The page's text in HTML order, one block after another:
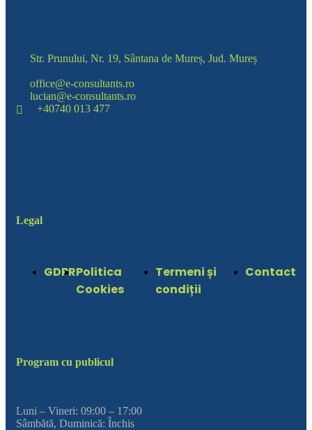
Str. Prunului, Nr. 19, Sântana de Mureș, Jud. Mureș
office@e-consultants.ro
lucian@e-consultants.ro
+40740 013 477
Legal
GDPRPolitica
Cookies
Termeni și
condiții
Contact
Program cu publicul
Luni – Vineri: 09:00 – 17:00
Sâmbătă, Duminică: Închis